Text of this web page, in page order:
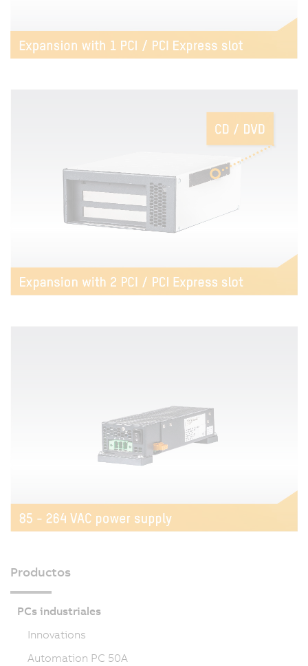
Productos
PCs industriales
Innovations
Automation PC 50A